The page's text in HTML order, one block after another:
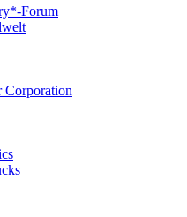
Forum